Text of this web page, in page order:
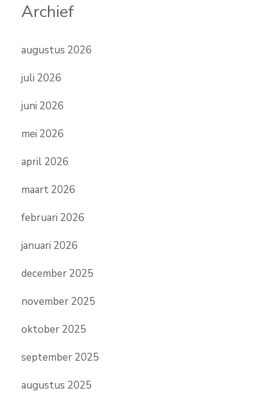
Archief
augustus 2026
juli 2026
juni 2026
mei 2026
april 2026
maart 2026
februari 2026
januari 2026
december 2025
november 2025
oktober 2025
september 2025
augustus 2025